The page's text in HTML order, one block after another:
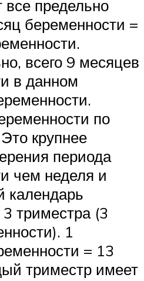
предельно
беременности =
всего 9 месяцев
в данном
по
крупнее
периода
чем неделя и
календарь
триместра (3
1
= 13
триместр имеет